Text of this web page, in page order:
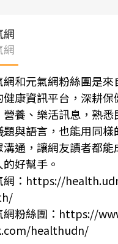
網
網
網和元氣網粉絲團是來
健康資訊平台，深耕保
營養、樂活訊息，熟悉
題與語言，也能用同樣
溝通，讓網友讀者都能
好幫手。
： https://
粉絲團： https://
healthudn/